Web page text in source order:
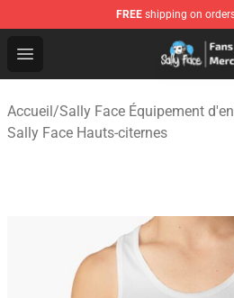
FREE shipping on
Open menu
Sally Face Store - Official
Accueil/Sally Face Équipement
Sally Face Hauts-citernes